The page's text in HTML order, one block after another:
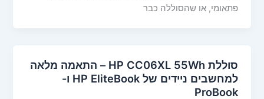
פתאומי, או שהסוללה כבר
סוללת HP CC06XL 55Wh – התאמה מלאה
למחשבים ניידים של HP EliteBook ו-
ProBook